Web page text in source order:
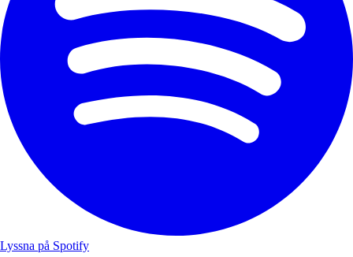
Lyssna på Spotify